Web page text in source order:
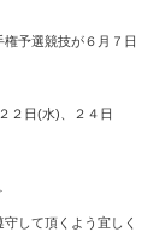
予選競技が６月７日
２日(水)、２４日
して頂くよう宜しく